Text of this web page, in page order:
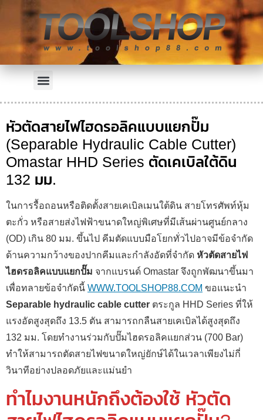
หัวตัดสายไฟไฮดรอลิคแบบแยกปั๊ม
(Separable Hydraulic Cable Cutter)
Omastar HHD Series ตัดเคเบิลใต้ดิน
132 มม.
ในการรื้อถอนหรือติดตั้งสายเคเบิลเมนใต้ดิน สายโทรศัพท์หุ้ม
ตะกั่ว หรือสายส่งไฟฟ้าขนาดใหญ่พิเศษที่มีเส้นผ่านศูนย์กลาง
(OD) เกิน 80 มม. ขึ้นไป คีมตัดแบบมือโยกทั่วไปอาจมีข้อจำกัด
ด้านความกว้างของปากคีมและกำลังอัดที่จำกัด หัวตัดสายไฟ
ไฮดรอลิคแบบแยกปั๊ม จากแบรนด์ Omastar จึงถูกพัฒนาขึ้นมา
เพื่อทลายข้อจำกัดนี้ WWW.TOOLSHOP88.COM ขอแนะนำ
Separable hydraulic cable cutter ตระกูล HHD Series ที่ให้
แรงอัดสูงสุดถึง 13.5 ตัน สามารถกลืนสายเคเบิลได้สูงสุดถึง
132 มม. โดยทำงานร่วมกับปั๊มไฮดรอลิคแยกส่วน (700 Bar)
ทำให้สามารถตัดสายไฟขนาดใหญ่ยักษ์ได้ในเวลาเพียงไม่กี่
วินาทีอย่างปลอดภัยและแม่นยำ
ทำไมงานหนักถึงต้องใช้ หัวตัด